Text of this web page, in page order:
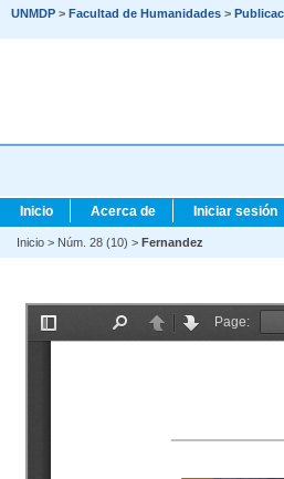
UNMDP > Facultad de Humanidades >
Inicio Acerca de Iniciar sesión
Inicio > Núm. 28 (10) > Fernandez